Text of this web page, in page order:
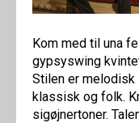
Kom med til una
gypsyswing
Stilen er
klassisk og folk.
sigøjnertoner.